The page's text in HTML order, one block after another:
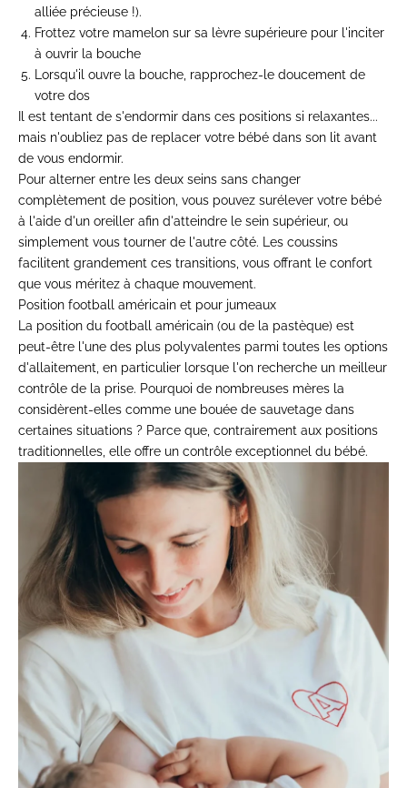
alliée précieuse !).
Frottez votre mamelon sur sa lèvre supérieure pour l'inciter
à ouvrir la bouche
Lorsqu'il ouvre la bouche, rapprochez-le doucement de
votre dos
Il est tentant de s'endormir dans ces positions si relaxantes...
mais n'oubliez pas de replacer votre bébé dans son lit avant
de vous endormir.
Pour alterner entre les deux seins sans changer
complètement de position, vous pouvez surélever votre bébé
à l'aide d'un oreiller afin d'atteindre le sein supérieur, ou
simplement vous tourner de l'autre côté. Les coussins
facilitent grandement ces transitions, vous offrant le confort
que vous méritez à chaque mouvement.
Position football américain et pour jumeaux
La position du football américain (ou de la pastèque) est
peut-être l'une des plus polyvalentes parmi toutes les options
d'allaitement, en particulier lorsque l'on recherche un meilleur
contrôle de la prise. Pourquoi de nombreuses mères la
considèrent-elles comme une bouée de sauvetage dans
certaines situations ? Parce que, contrairement aux positions
traditionnelles, elle offre un contrôle exceptionnel du bébé.